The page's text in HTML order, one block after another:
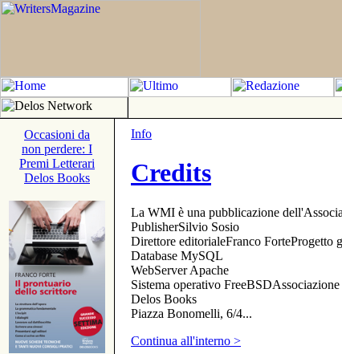
Occasioni da
non perdere: I
Premi Letterari
Delos Books
Info
Credits
La WMI è una pubblicazione
PublisherSilvio Sosio
Direttore editorialeFranco
Database MySQL
WebServer Apache
Sistema operativo
Delos Books
Piazza Bonomelli, 6/4...
Continua all'interno >